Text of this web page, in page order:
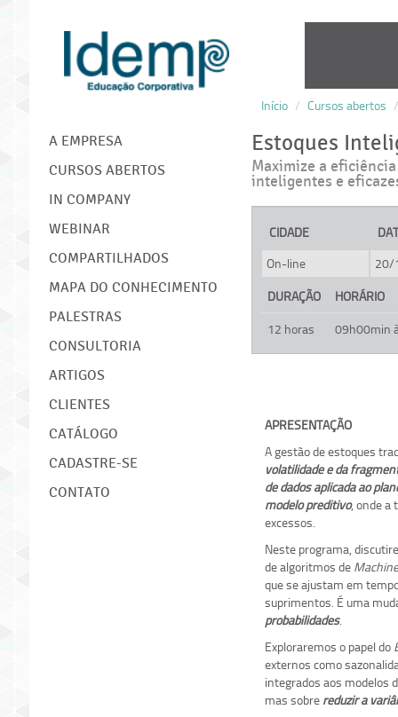
IDEMP
Início / Cursos abertos /
A EMPRESA
CURSOS ABERTOS
IN COMPANY
WEBINAR
COMPARTILHADOS
MAPA DO CONHECIMENTO
PALESTRAS
CONSULTORIA
ARTIGOS
CLIENTES
CATÁLOGO
CADASTRE-SE
CONTATO
Estoques
Maximize a
inteligentes e
CIDADE
On-line
20/
DURAÇÃO
HORÁRIO
12 horas
09h00min
APRESENTAÇÃO
A gestão de estoques
volatilidade e da
de dados aplicada ao
modelo preditivo, onde a
excessos.
Neste programa,
de algoritmos de
que se ajustam em
suprimentos. É uma
probabilidades.
Exploraremos o papel do
externos como
integrados aos modelos
mas sobre reduzir a